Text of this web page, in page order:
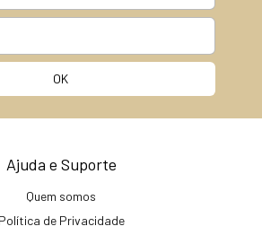
Ajuda e Suporte
Quem somos
Política de Privacidade